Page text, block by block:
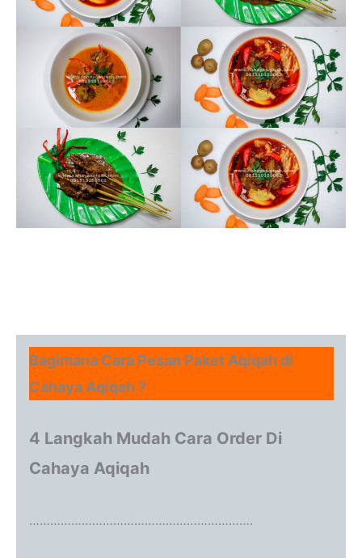
Bagimana Cara Pesan Paket Aqiqah di
Cahaya Aqiqah ?
4 Langkah Mudah Cara Order Di
Cahaya Aqiqah
……………………………………………………….